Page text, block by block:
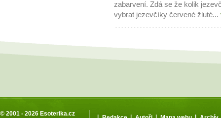
zabarvení. Zdá se že kolik
vybrat jezevčíky červené žluté...
© 2001 - 2026 Esoterika.cz